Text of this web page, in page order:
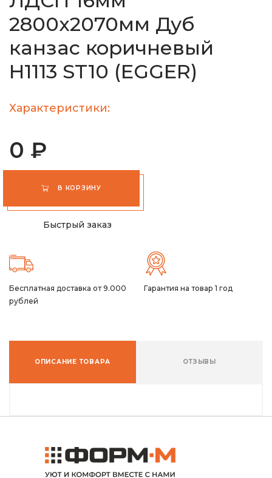
2800х2070мм Дуб
канзас коричневый
H1113 ST10 (EGGER)
Характеристики:
0 ₽
В КОРЗИНУ
Быстрый заказ
Бесплатная доставка от 9.000
рублей
Гарантия на товар 1 год
ОПИСАНИЕ ТОВАРА ОТЗЫВЫ